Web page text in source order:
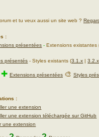
et tu veux aussi un site web ?
:
présentées -Extensions existantes
présentés - Styles existants (3.1.x |3.2.x
✚ Extensions présentées 🎨 Styles
:
une extension
une extension téléchargée sur GitHub
une extension